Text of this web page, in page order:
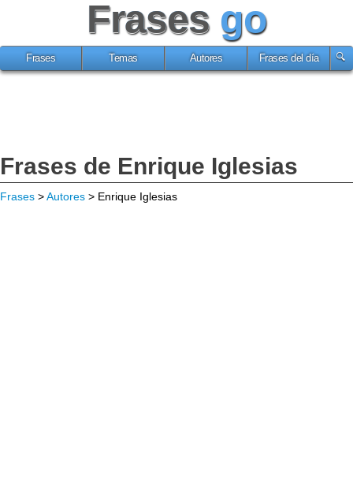
Frases go
Frases Temas Autores Frases del día
Frases de Enrique Iglesias
Frases >Autores > Enrique Iglesias